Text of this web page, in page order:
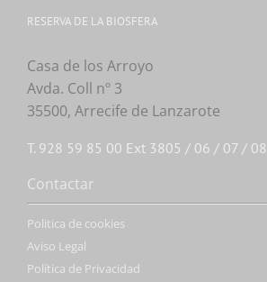
RESERVA DE LA BIOSFERA
Casa de los Arroyo
Avda. Coll nº 3
35500, Arrecife de Lanzarote
T. 928 59 85 00 Ext 3805 / 06 / 07 / 08
Contactar
Politica de cookies
Aviso Legal
Política de Privacidad